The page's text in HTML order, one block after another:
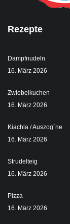
Rezepte
Dampfnudeln
16. März 2026
Zwiebelkuchen
16. März 2026
Kiachla / Auszog´ne
16. März 2026
Strudelteig
16. März 2026
Pizza
16. März 2026